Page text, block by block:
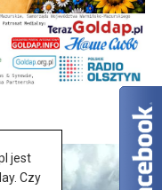
jest
Czy